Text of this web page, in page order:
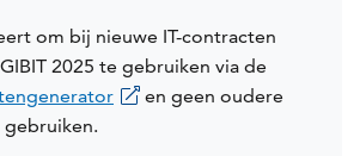
om bij nieuwe IT-contracten
2025 te gebruiken via de
en geen oudere